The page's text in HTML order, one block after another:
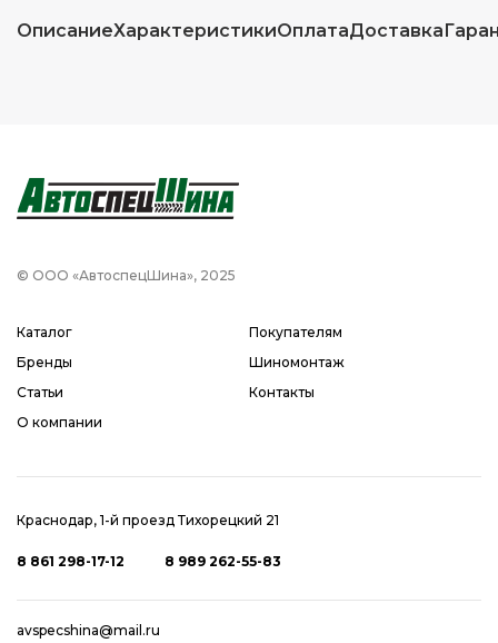
ОписаниеХарактеристикиОплатаДоставка
© ООО «АвтоспецШина», 2025
Каталог
Бренды
Статьи
О компании
Покупателям
Шиномонтаж
Контакты
Краснодар, 1-й проезд Тихорецкий 21
8 861 298-17-12 8 989 262-55-83
avspecshina@mail.ru